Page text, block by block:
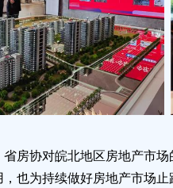
房协对皖北地区房地产市
也为持续做好房地产市场